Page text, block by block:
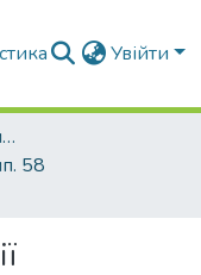
Увійти
Вибрані статті з наукових збірників КНУБА
58